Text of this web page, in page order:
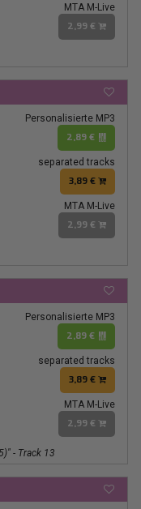
MTA M-Live
2,99 €
Personalisierte MP3
2,89 €
separated tracks
3,89 €
MTA M-Live
2,99 €
Personalisierte MP3
2,89 €
separated tracks
3,89 €
MTA M-Live
2,99 €
- Track 13